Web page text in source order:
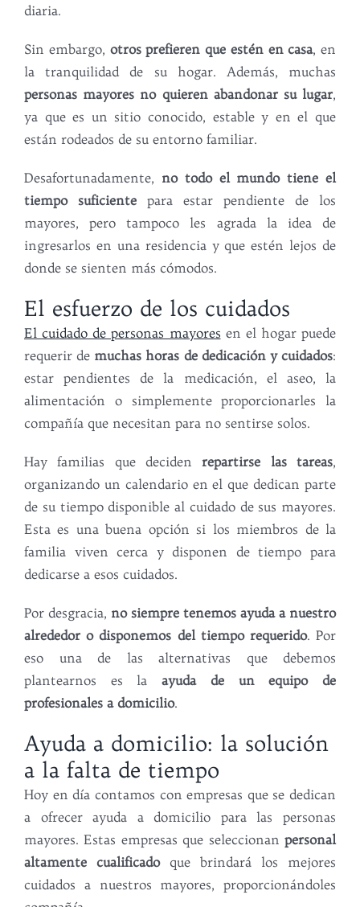
diaria.
Sin embargo, otros prefieren que estén en casa, en
la tranquilidad de su hogar. Además, muchas
personas mayores no quieren abandonar su lugar,
ya que es un sitio conocido, estable y en el que
están rodeados de su entorno familiar.
Desafortunadamente, no todo el mundo tiene el
tiempo suficiente para estar pendiente de los
mayores, pero tampoco les agrada la idea de
ingresarlos en una residencia y que estén lejos de
donde se sienten más cómodos.
El esfuerzo de los cuidados
El cuidado de personas mayores en el hogar puede
requerir de muchas horas de dedicación y cuidados:
estar pendientes de la medicación, el aseo, la
alimentación o simplemente proporcionarles la
compañía que necesitan para no sentirse solos.
Hay familias que decidenrepartirse las tareas,
organizando un calendario en el que dedican parte
de su tiempo disponible al cuidado de sus mayores.
Esta es una buena opción si los miembros de la
familia viven cerca y disponen de tiempo para
dedicarse a esos cuidados.
Por desgracia, no siempre tenemos ayuda a nuestro
alrededor o disponemos del tiempo requerido. Por
eso una de las alternativas que debemos
plantearnos es laayuda de un equipo de
profesionales a domicilio.
Ayuda a domicilio: la solución
a la falta de tiempo
Hoy en día contamos con empresas que se dedican
a ofrecer ayuda a domicilio para las personas
mayores. Estas empresas que seleccionan personal
altamente cualificadoque brindará los mejores
cuidados a nuestros mayores, proporcionándoles